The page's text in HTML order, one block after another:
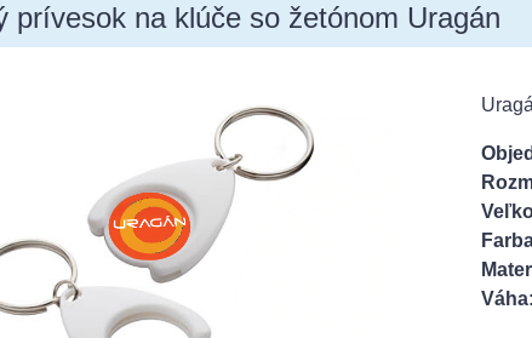
prívesok na klúče so žetónom Uragán
Váha: